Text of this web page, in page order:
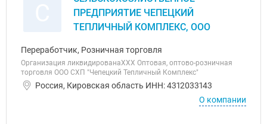
ПРЕДПРИЯТИЕ ЧЕПЕЦКИЙ
ТЕПЛИЧНЫЙ КОМПЛЕКС, ООО
Переработчик, Розничная торговля
Организация ликвидированаХХХ Оптовая, оптово-розничная
торговля ООО СХП "Чепецкий Тепличный Комплекс"
Россия, Кировская область ИНН: 4312033143
О компании